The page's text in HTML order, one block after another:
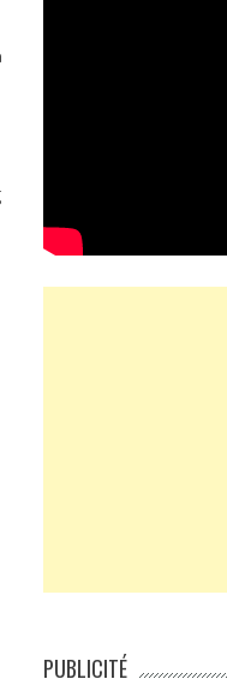
PUBLICITÉ